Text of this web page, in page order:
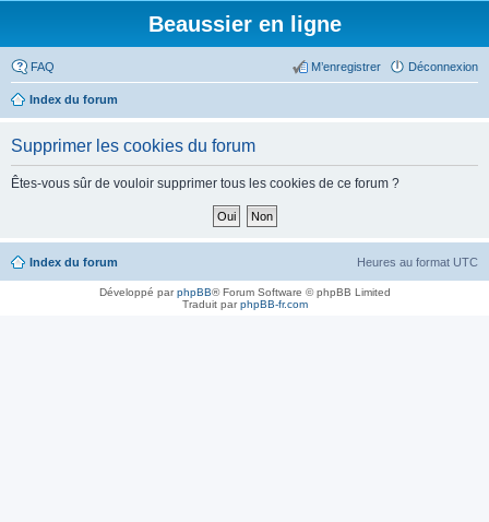
Beaussier en ligne
FAQ Déconnexion
M’enregistrer
Index du forum
Supprimer les cookies du forum
Êtes-vous sûr de vouloir supprimer tous les cookies de ce forum ?
Index du forum Heures au format UTC
Développé parphpBB® Forum Software © phpBB Limited
Traduit parphpBB-fr.com